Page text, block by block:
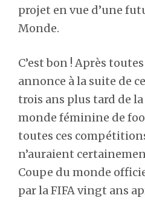
projet en vue d’une
Monde.
C’est bon ! Après
annonce à la suite de
trois ans plus tard de
monde féminine de
toutes ces
n’auraient
Coupe du monde
par la FIFA vingt ans